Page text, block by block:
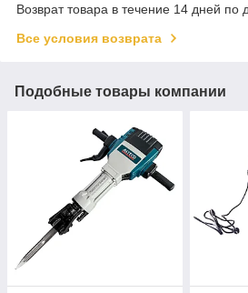
Возврат товара в течение 14 дней по
Все условия возврата
Подобные товары компании